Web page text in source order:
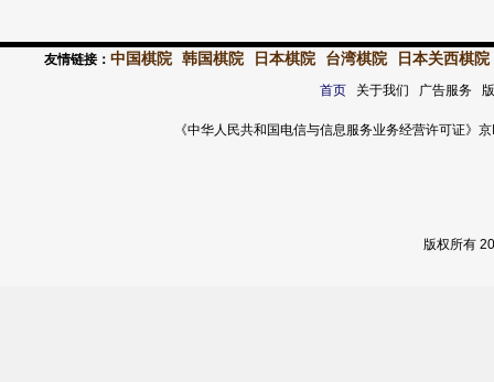
友情链接： 中国棋院 韩国棋院 日本棋院 台湾棋院 日本关西棋院
首页关于我们 广告服务
《中华人民共和国电信与信息服务业务经营许可证
版权所有